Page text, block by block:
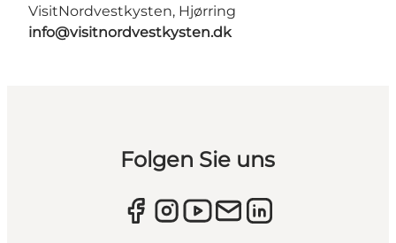
VisitNordvestkysten, Hjørring
info@visitnordvestkysten.dk
Folgen Sie uns